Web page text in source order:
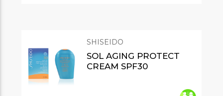
SHISEIDO
SOL AGING PROTECT
CREAM SPF30